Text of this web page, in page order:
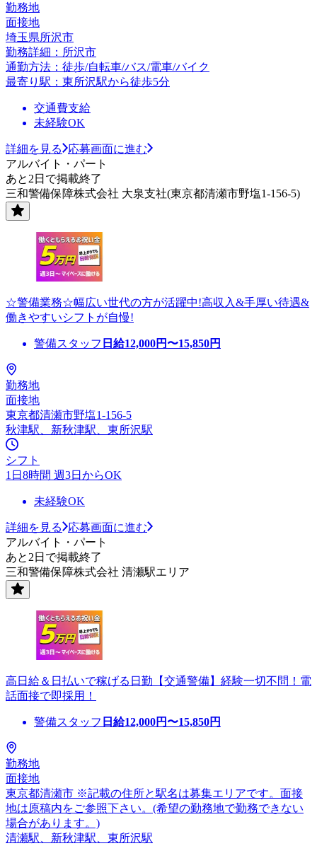
勤務地
面接地
埼玉県所沢市
勤務詳細：所沢市
通勤方法：徒歩/自転車/バス/電車/バイク
最寄り駅：東所沢駅から徒歩5分
交通費支給
未経験OK
詳細を見る
応募画面に進む
アルバイト・パート
あと2日で掲載終了
三和警備保障株式会社 大泉支社(東京都清瀬市野塩1-156-5)
☆警備業務☆幅広い世代の方が活躍中!高収入&手厚い待遇&
働きやすいシフトが自慢!
警備スタッフ 日給12,000円〜15,850円
勤務地
面接地
東京都清瀬市野塩1-156-5
秋津駅、新秋津駅、東所沢駅
シフト
1日8時間 週3日からOK
未経験OK
詳細を見る
応募画面に進む
アルバイト・パート
あと2日で掲載終了
三和警備保障株式会社 清瀬駅エリア
高日給＆日払いで稼げる日勤【交通警備】経験一切不問！電
話面接で即採用！
警備スタッフ 日給12,000円〜15,850円
勤務地
面接地
東京都清瀬市 ※記載の住所と駅名は募集エリアです。面接
地は原稿内をご参照下さい。(希望の勤務地で勤務できない
場合があります。)
清瀬駅、新秋津駅、東所沢駅